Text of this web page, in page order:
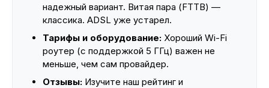
надежный вариант. Витая пара (FTTB) —
классика. ADSL уже устарел.
Тарифы и оборудование: Хороший Wi-Fi
роутер (с поддержкой 5 ГГц) важен не
меньше, чем сам провайдер.
Отзывы: Изучите наш рейтинг и